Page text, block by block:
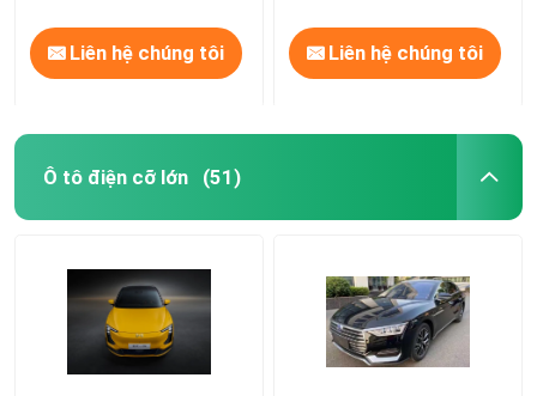
Liên hệ chúng tôi Liên hệ chúng tôi
Ô tô điện cỡ lớn (51)